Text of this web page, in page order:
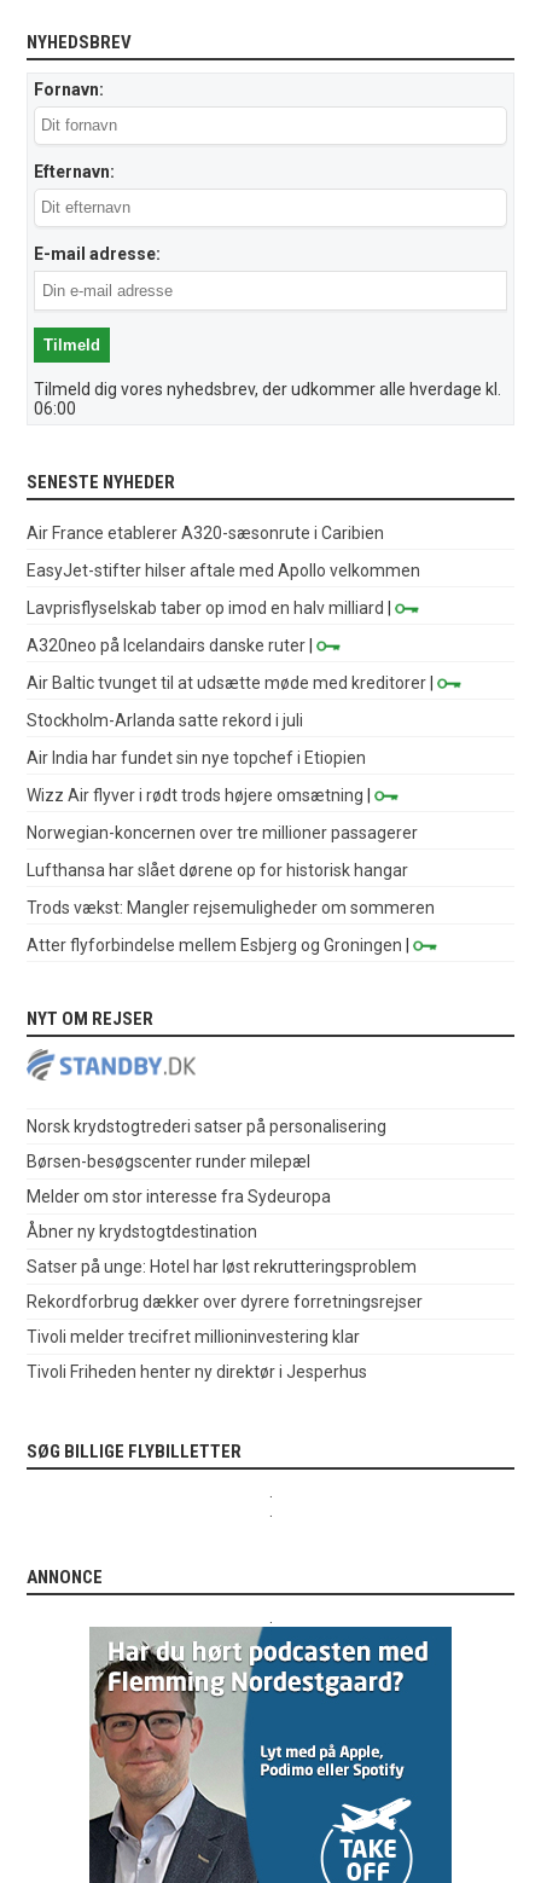
NYHEDSBREV
Fornavn:
Efternavn:
E-mail adresse:
Tilmeld dig vores nyhedsbrev, der udkommer alle hverdage kl.
06:00
SENESTE NYHEDER
Air France etablerer A320-sæsonrute i Caribien
EasyJet-stifter hilser aftale med Apollo velkommen
Lavprisflyselskab taber op imod en halv milliard
|
A320neo på Icelandairs danske ruter |
Air Baltic tvunget til at udsætte møde med kreditorer |
Stockholm-Arlanda satte rekord i juli
Air India har fundet sin nye topchef i Etiopien
Wizz Air flyver i rødt trods højere omsætning |
Norwegian-koncernen over tre millioner passagerer
Lufthansa har slået dørene op for historisk hangar
Trods vækst: Mangler rejsemuligheder om sommeren
Atter flyforbindelse mellem Esbjerg og Groningen |
NYT OM REJSER
Norsk krydstogtrederi satser på personalisering
Børsen-besøgscenter runder milepæl
Melder om stor interesse fra Sydeuropa
Åbner ny krydstogtdestination
Satser på unge: Hotel har løst rekrutteringsproblem
Rekordforbrug dækker over dyrere forretningsrejser
Tivoli melder trecifret millioninvestering klar
Tivoli Friheden henter ny direktør i Jesperhus
SØG BILLIGE FLYBILLETTER
ANNONCE